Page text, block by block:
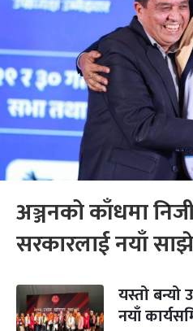
अञ्जनको काँधमा
सरकारलाई नयाँ
यस्तो बन्यो
नयाँ